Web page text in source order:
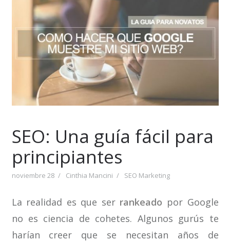
SEO: Una guía fácil para
principiantes
noviembre 28 Cinthia Mancini SEO Marketing
La realidad es que serrankeado por Google
no es ciencia de cohetes. Algunos gurús te
harían creer que se necesitan años de